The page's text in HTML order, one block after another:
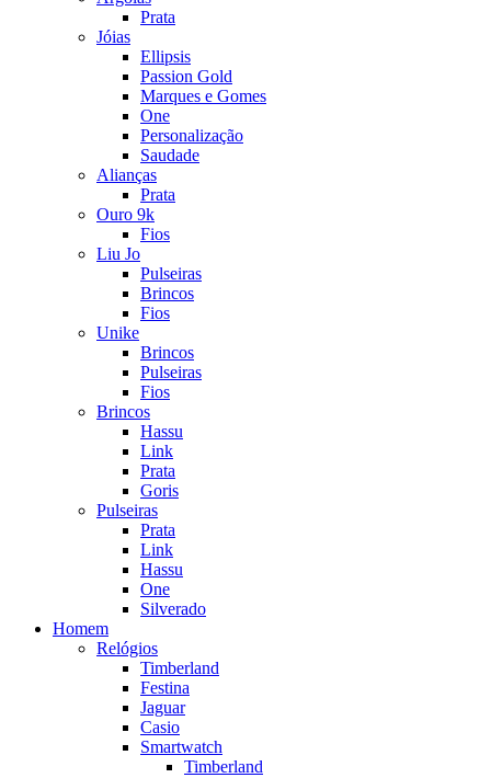
Prata
Jóias
Ellipsis
Passion Gold
Marques e Gomes
One
Personalização
Saudade
Alianças
Prata
Ouro 9k
Fios
Liu Jo
Pulseiras
Brincos
Fios
Unike
Brincos
Pulseiras
Fios
Brincos
Hassu
Link
Prata
Goris
Pulseiras
Prata
Link
Hassu
One
Silverado
Homem
Relógios
Timberland
Festina
Jaguar
Casio
Smartwatch
Timberland